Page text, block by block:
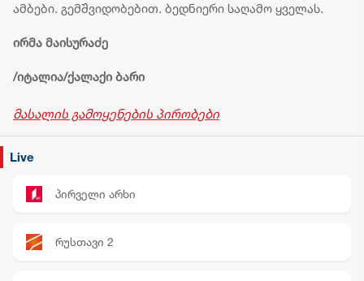
ამბები. გემშვიდობებით. ბედნიერი საღამო ყველას.
ირმა მაისურაძე
/იტალია/ქალაქი ბარი
მასალის გამოყენების პირობები
Live
პირველი არხი
რუსთავი 2